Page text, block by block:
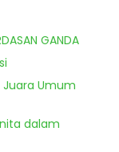
GANDA
Umum
dalam